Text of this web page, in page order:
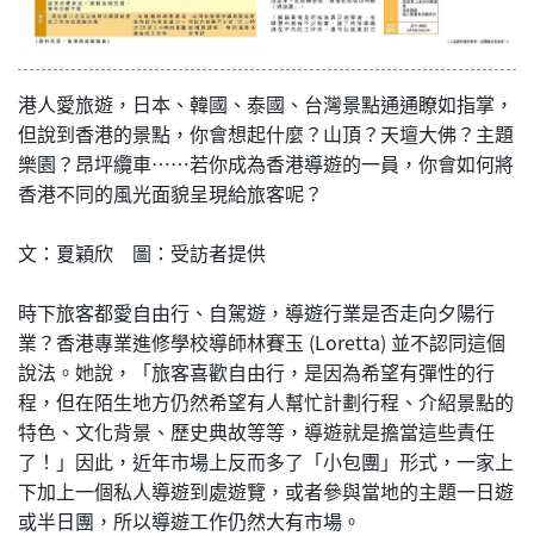
港人愛旅遊，日本、韓國、泰國、台灣景點通通瞭如指掌，
但說到香港的景點，你會想起什麼？山頂？天壇大佛？主題
樂園？昂坪纜車……若你成為香港導遊的一員，你會如何將
香港不同的風光面貌呈現給旅客呢？
文：夏穎欣 圖：受訪者提供
時下旅客都愛自由行、自駕遊，導遊行業是否走向夕陽行
業？香港專業進修學校導師林賽玉 (Loretta) 並不認同這個
說法。她說，「旅客喜歡自由行，是因為希望有彈性的行
程，但在陌生地方仍然希望有人幫忙計劃行程、介紹景點的
特色、文化背景、歷史典故等等，導遊就是擔當這些責任
了！」因此，近年市場上反而多了「小包團」形式，一家上
下加上一個私人導遊到處遊覽，或者參與當地的主題一日遊
或半日團，所以導遊工作仍然大有市場。